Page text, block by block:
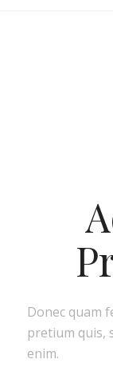
Donec quam
pretium quis,
enim.